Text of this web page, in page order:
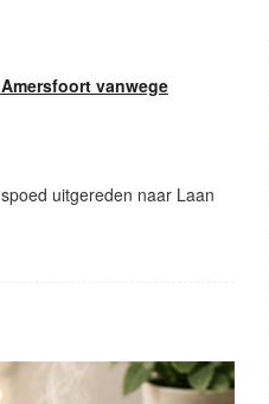
vanwege
uitgereden naar Laan